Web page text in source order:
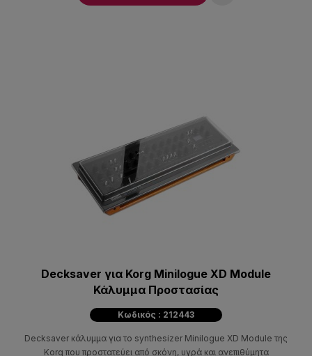
Decksaver για Korg Minilogue XD Module
Κάλυμμα Προστασίας
Κωδικός : 212443
Decksaver κάλυμμα για το synthesizer Minilogue XD Module της
Korg που προστατεύει από σκόνη, υγρά και ανεπιθύμητα